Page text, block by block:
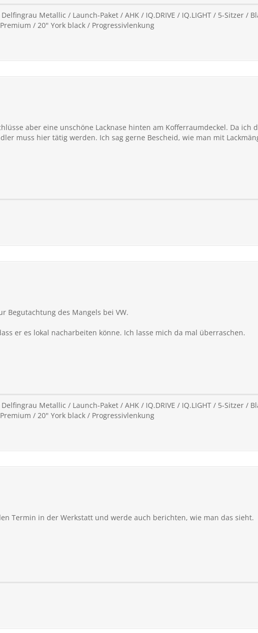
Metallic / Launch-Paket / AHK / IQ.DRIVE / IQ.LIGHT / 5-Sitzer /
/ 20" York black / Progressivlenkung
aber eine unschöne Lacknase hinten am Kofferraumdeckel. Da ich
muss hier tätig werden. Ich sag gerne Bescheid, wie man mit
Begutachtung des Mangels bei VW.
er es lokal nacharbeiten könne. Ich lasse mich da mal überraschen.
Metallic / Launch-Paket / AHK / IQ.DRIVE / IQ.LIGHT / 5-Sitzer /
/ 20" York black / Progressivlenkung
Termin in der Werkstatt und werde auch berichten, wie man das sieht.